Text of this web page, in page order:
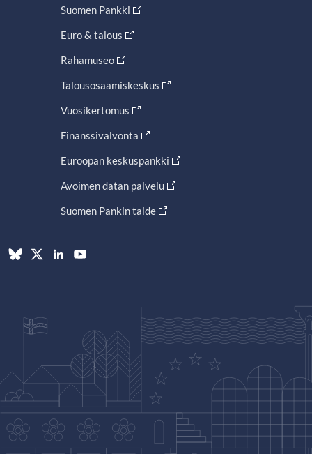
Suomen Pankki
Euro & talous
Rahamuseo
Talousosaamiskeskus
Vuosikertomus
Finanssivalvonta
Euroopan keskuspankki
Avoimen datan palvelu
Suomen Pankin taide